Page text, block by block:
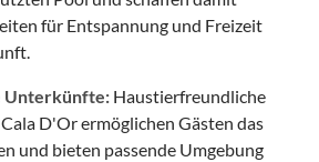
für Entspannung und Freizeit
Unterkünfte: Haustierfreundliche
D'Or ermöglichen Gästen das
und bieten passende Umgebung